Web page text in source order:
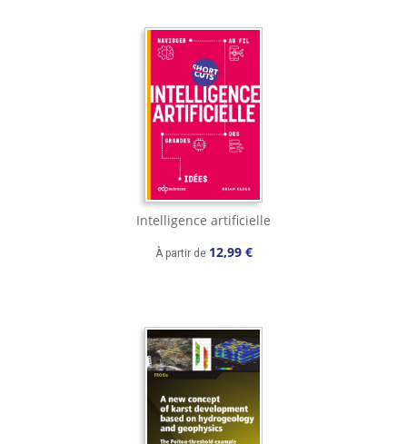
Intelligence artificielle
À partir de 12,99 €